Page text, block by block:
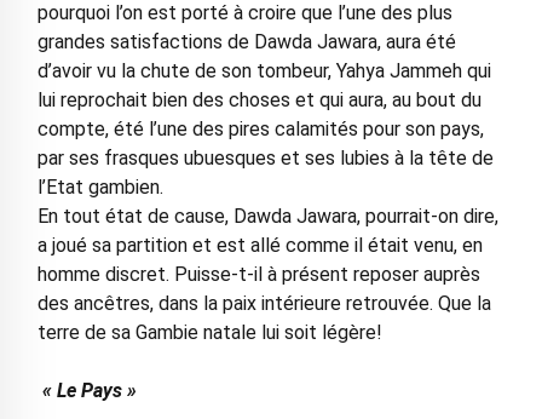
pourquoi l’on est porté à croire que l’une des plus
grandes satisfactions de Dawda Jawara, aura été
d’avoir vu la chute de son tombeur, Yahya Jammeh qui
lui reprochait bien des choses et qui aura, au bout du
compte, été l’une des pires calamités pour son pays,
par ses frasques ubuesques et ses lubies à la tête de
l’Etat gambien.
En tout état de cause, Dawda Jawara, pourrait-on dire,
a joué sa partition et est allé comme il était venu, en
homme discret. Puisse-t-il à présent reposer auprès
des ancêtres, dans la paix intérieure retrouvée. Que la
terre de sa Gambie natale lui soit légère!
« Le Pays »